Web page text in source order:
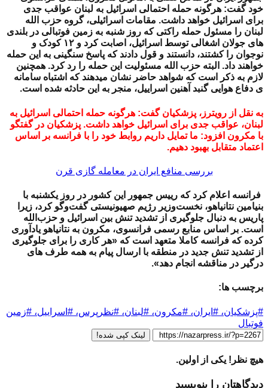
خود گفت: هرگونه حمله احتمالی اسرائیل به لبنان عواقب جدی
برای اسرائیل خواهد داشت. مقامات اسرائیلی، گروه حزب الله
لبنان را مسئول حمله راکتی که روز شنبه به زمین فوتبالی در بلندی
های جولان اشغالی توسط اسرائیل، اصابت کرد و ۱۲ کودک و
نوجوان را کشتند، دانستند و قول دادند که پاسخ سنگینی به این حمله
خواهند داد. البته حزب الله مسئولیت این حمله را رد کرد. همچنین
لازم به ذکر است که شواهد حاضر نشان میدهند که اشتباه سامانه
ی دفاع هوایی گنبد آهنین اسراییل، منجر به این حادثه شده است.
به نقل از رویترز، پزشکیان گفت: هرگونه حمله احتمالی اسرائیل به
لبنان، عواقب جدی برای اسرائیل خواهد داشت. پزشکیان در گفتگو
با مکرون افزود: ما تمایل داریم روابط خود را با فرانسه بر اساس
اعتماد متقابل بهبود دهیم.
بررسی منافع ایران در معامله گازی قرن
فرانسه اعلام کرد که رییس جمهور این کشور در روز یکشنبه با
بنیامین نتانیاهو، نخست‌وزیر رژیم صهیونیستی گفت‌وگو کرد، زیرا
پاریس به دنبال جلوگیری از تشدید تنش بین اسرائیل و حزب‌الله
است. بر اساس منابع رسمی فرانسوی، مکرون به نتانیاهو یادآوری
کرده که فرانسه کاملا متعهد است که «هر کاری را برای جلوگیری
از تشدید تنش جدید در منطقه با ارسال پیام به همه طرف های
درگیر در مناقشه انجام دهد».
برچسب ها:
#پزشکیان، #ایران، #مکرون، #لبنان، #نظرپرس، #اسراییل، #زمین
فوتبال
لینک کپی شده!
هیچ نظر! یکی از اولین.
دیدگاهتان را بنویسید